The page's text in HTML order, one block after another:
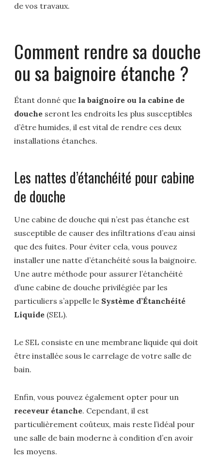
de vos travaux.
Comment rendre sa douche
ou sa baignoire étanche ?
Étant donné quela baignoire ou la cabine de
douche seront les endroits les plus susceptibles
d’être humides, il est vital de rendre ces deux
installations étanches.
Les nattes d’étanchéité pour cabine
de douche
Une cabine de douche qui n’est pas étanche est
susceptible de causer des infiltrations d’eau ainsi
que des fuites. Pour éviter cela, vous pouvez
installer une natte d’étanchéité sous la baignoire.
Une autre méthode pour assurer l’étanchéité
d’une cabine de douche privilégiée par les
particuliers s’appelle le Système d’Étanchéité
Liquide (SEL).
Le SEL consiste en une membrane liquide qui doit
être installée sous le carrelage de votre salle de
bain.
Enfin, vous pouvez également opter pour un
receveur étanche. Cependant, il est
particulièrement coûteux, mais reste l’idéal pour
une salle de bain moderne à condition d’en avoir
les moyens.